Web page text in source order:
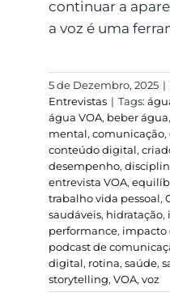
continuar a
a voz é uma
5 de Dezembro, 2025 |
Entrevistas | Tags:
água VOA, beber água,
mental, comunicação,
conteúdo digital,
desempenho,
entrevista VOA,
trabalho vida pessoal,
saudáveis, hidratação,
performance, impacto
podcast de
digital, rotina, saúde,
storytelling, VOA, voz